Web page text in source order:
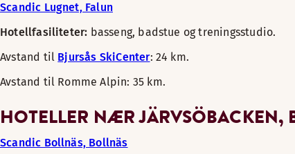
Scandic Lugnet, Falun
Hotellfasiliteter: basseng, badstue og treningsstudio.
Avstand til Bjursås SkiCenter: 24 km.
Avstand til Romme Alpin: 35 km.
HOTELLER NÆR JÄRVSÖBACKEN,
Scandic Bollnäs, Bollnäs